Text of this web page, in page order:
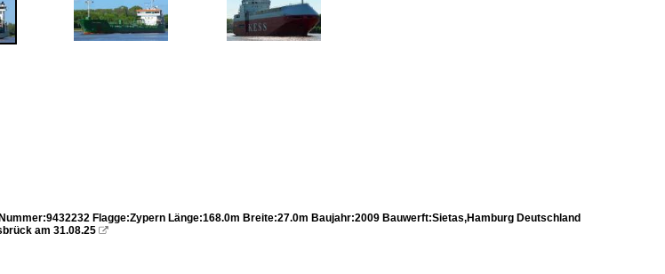
Flagge:Zypern Länge:168.0m Breite:27.0m Baujahr:2009 Bauwerft:Sietas,Hamburg Deutschland
am 31.08.25 